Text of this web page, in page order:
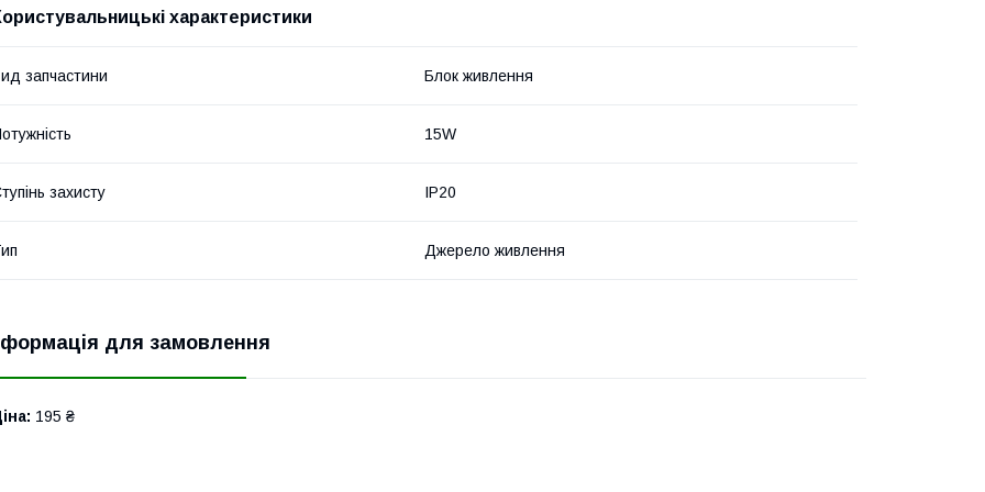
характеристики
запчастини Блок живлення
15W
захисту IP20
Джерело живлення
для замовлення
195 ₴